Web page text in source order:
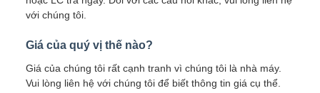
với chúng tôi.
Giá của quý vị thế nào?
Giá của chúng tôi rất cạnh tranh vì chúng tôi là nhà máy.
Vui lòng liên hệ với chúng tôi để biết thông tin giá cụ thể.